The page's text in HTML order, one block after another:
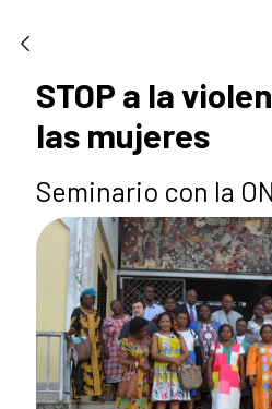
STOP a la
las mujeres
Seminario con la